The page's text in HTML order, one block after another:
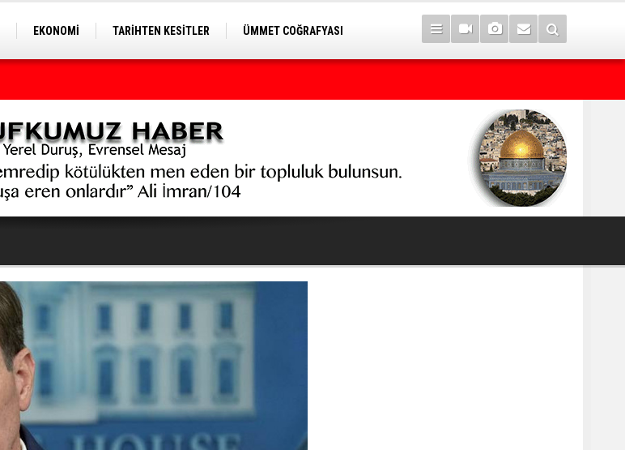
EKONOMİ TARİHTEN KESİTLER
ÜMMET COĞRAFYASI